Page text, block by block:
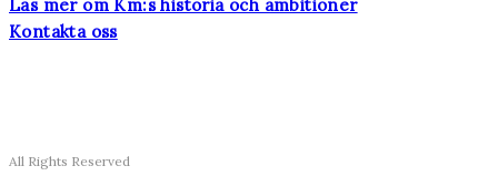
Läs mer om Km:s historia och ambitioner
Kontakta oss
All Rights Reserved